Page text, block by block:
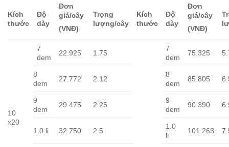
Kích
thước
Độ
dày
Đơn
giá/cây
(VNĐ)
Trọng
lượng/cây
Kích
thước
Độ
dày
Đơn
giá/cây
(VNĐ)
10
x20
7
dem
22.925 1.75
7
dem
75.325
8
dem
27.772 2.12
8
dem
85.805
9
dem
29.475 2.25
9
dem
90.390
1.0 li 32.750 2.5
1.0
li
101.263